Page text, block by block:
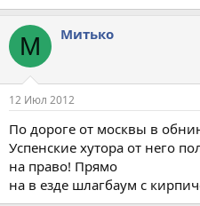
М Митько
12 Июл 2012
По дороге от москвы в
Успенские хутора от него
на право! Прямо
на в езде шлагбаум с